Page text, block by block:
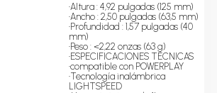
•Altura : 4,92 pulgadas (125 mm)
•Ancho : 2,50 pulgadas (63,5 mm)
•Profundidad : 1,57 pulgadas (40
mm)
•Peso : <2,22 onzas (63 g)
•ESPECIFICACIONES TÉCNICAS
•compatible con POWERPLAY
•Tecnología inalámbrica
LIGHTSPEED